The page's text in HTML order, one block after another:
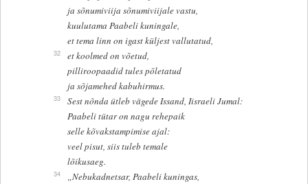
ja sõnumiviija sõnumiviijale vastu,
kuulutama Paabeli kuningale,
et tema linn on igast küljest vallutatud,
32
et koolmed on võetud,
pilliroopaadid tules põletatud
ja sõjamehed kabuhirmus.
33
Sest nõnda ütleb vägede Issand, Iisraeli Jumal:
Paabeli tütar on nagu rehepaik
selle kõvakstampimise ajal:
veel pisut, siis tuleb temale
lõikusaeg.
34
„Nebukadnetsar, Paabeli kuningas,